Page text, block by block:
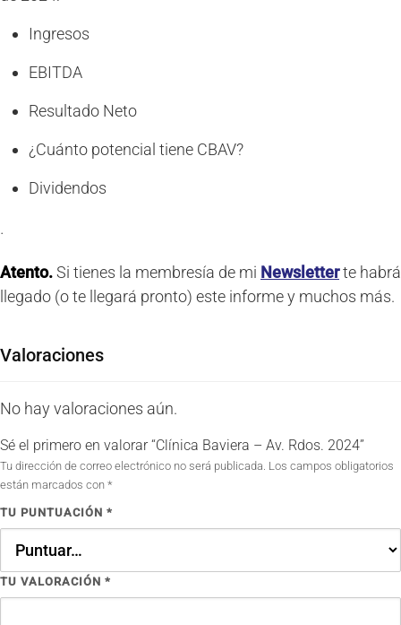
Ingresos
EBITDA
Resultado Neto
¿Cuánto potencial tiene CBAV?
Dividendos
·
Atento.Si tienes la membresía de mi Newsletterte habrá
llegado (o te llegará pronto) este informe y muchos más.
Valoraciones
No hay valoraciones aún.
Sé el primero en valorar “Clínica Baviera – Av. Rdos. 2024”
Tu dirección de correo electrónico no será publicada. Los campos obligatorios
están marcados con *
TU PUNTUACIÓN *
TU VALORACIÓN *